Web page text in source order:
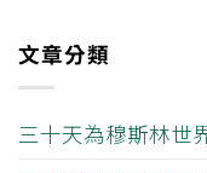
文章分類
三十天為穆斯林世